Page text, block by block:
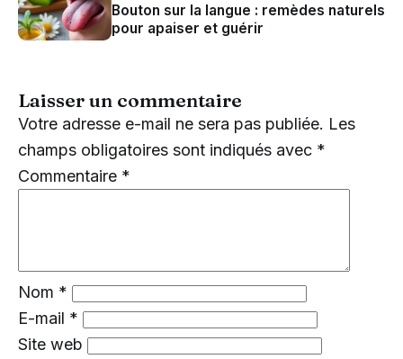
Bouton sur la langue : remèdes naturels
pour apaiser et guérir
Laisser un commentaire
Votre adresse e-mail ne sera pas publiée. Les
champs obligatoires sont indiqués avec *
Commentaire *
Nom *
E-mail *
Site web